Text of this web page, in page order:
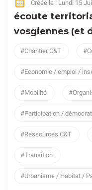
Créée le : Lundi 15
écoute
vosgiennes (et
Chantier C&T
Economie / emploi /
Mobilité
Participation /
Ressources C&T
Transition
Urbanisme / Habitat /